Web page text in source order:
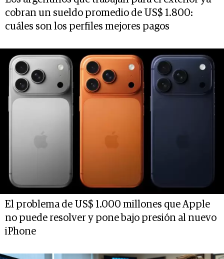
cobran un sueldo promedio de US$ 1.800:
cuáles son los perfiles mejores pagos
El problema de US$ 1.000 millones que Apple
no puede resolver y pone bajo presión al nuevo
iPhone